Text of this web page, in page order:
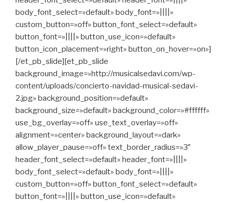
body_font_select=»default» body_font=»||||»
custom_button=»off» button_font_select=»default»
button_font=»||||» button_use_icon=»default»
button_icon_placement=»right» button_on_hover=»on»]
[/et_pb_slide][et_pb_slide
background_image=»http://musicalsedavi.com/wp-
content/uploads/concierto-navidad-musical-sedavi-
2.jpg» background_position=»default»
background_size=»default» background_color=»#ffffff»
use_bg_overlay=»off» use_text_overlay=»off»
alignment=»center» background_layout=»dark»
allow_player_pause=»off» text_border_radius=»3″
header_font_select=»default» header_font=»||||»
body_font_select=»default» body_font=»||||»
custom_button=»off» button_font_select=»default»
button_font=»||||» button_use_icon=»default»